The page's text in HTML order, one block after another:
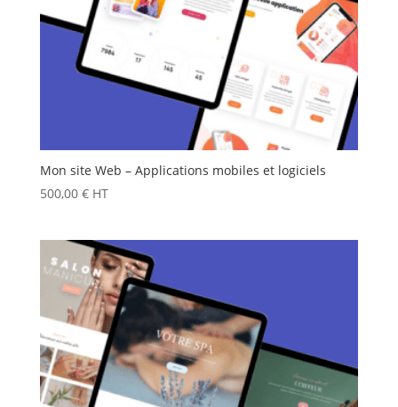
Mon site Web – Applications mobiles et logiciels
500,00 € HT